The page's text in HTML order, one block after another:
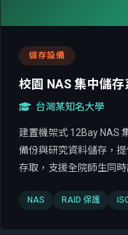
儲存設備
校園 NAS 集中儲存
台灣某知名大學
建置機架式 12Bay NAS
備份與研究資料儲存，提
存取，支援全院師生同時
NAS RAID 保護